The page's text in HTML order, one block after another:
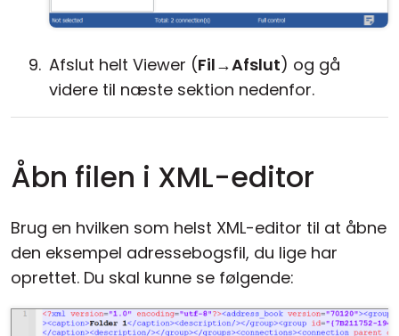
Afslut helt Viewer (Fil→Afslut) og gå
videre til næste sektion nedenfor.
Åbn filen i XML-editor
Brug en hvilken som helst XML-editor til at åbne
den eksempel adressebogsfil, du lige har
oprettet. Du skal kunne se følgende: